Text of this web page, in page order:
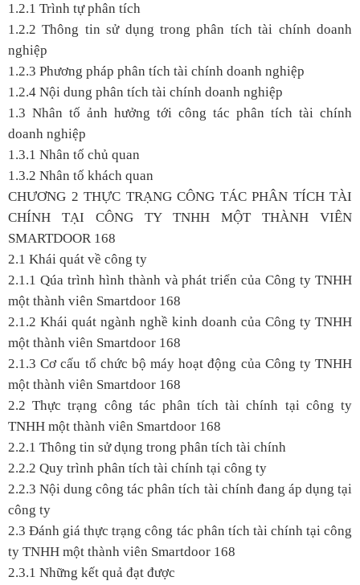
1.2.1 Trình tự phân tích
1.2.2 Thông tin sử dụng trong phân tích tài chính doanh
nghiệp
1.2.3 Phương pháp phân tích tài chính doanh nghiệp
1.2.4 Nội dung phân tích tài chính doanh nghiệp
1.3 Nhân tố ảnh hưởng tới công tác phân tích tài chính
doanh nghiệp
1.3.1 Nhân tố chủ quan
1.3.2 Nhân tố khách quan
CHƯƠNG 2 THỰC TRẠNG CÔNG TÁC PHÂN TÍCH TÀI
CHÍNH TẠI CÔNG TY TNHH MỘT THÀNH VIÊN
SMARTDOOR 168
2.1 Khái quát về công ty
2.1.1 Qúa trình hình thành và phát triển của Công ty TNHH
một thành viên Smartdoor 168
2.1.2 Khái quát ngành nghề kinh doanh của Công ty TNHH
một thành viên Smartdoor 168
2.1.3 Cơ cấu tổ chức bộ máy hoạt động của Công ty TNHH
một thành viên Smartdoor 168
2.2 Thực trạng công tác phân tích tài chính tại công ty
TNHH một thành viên Smartdoor 168
2.2.1 Thông tin sử dụng trong phân tích tài chính
2.2.2 Quy trình phân tích tài chính tại công ty
2.2.3 Nội dung công tác phân tích tài chính đang áp dụng tại
công ty
2.3 Đánh giá thực trạng công tác phân tích tài chính tại công
ty TNHH một thành viên Smartdoor 168
2.3.1 Những kết quả đạt được